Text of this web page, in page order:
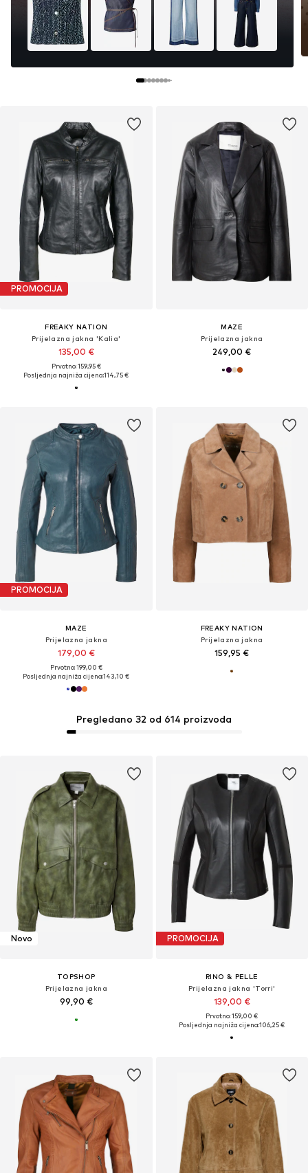
PROMOCIJA
FREAKY NATION
Prijelazna jakna 'Kalia'
135,00 €
Prvotno: 159,95 €
Posljednja najniža cijena:114,75 €
MAZE
Prijelazna jakna
249,00 €
PROMOCIJA
MAZE
Prijelazna jakna
179,00 €
Prvotno: 199,00 €
Posljednja najniža cijena:143,10 €
FREAKY NATION
Prijelazna jakna
159,95 €
Novo
TOPSHOP
Prijelazna jakna
99,90 €
PROMOCIJA
RINO & PELLE
Prijelazna jakna 'Torri'
139,00 €
Prvotno: 159,00 €
Posljednja najniža cijena:106,25 €
Pregledano 32 od 614 proizvoda